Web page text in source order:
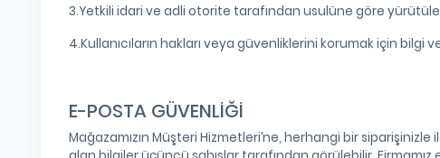
3.Yetkili idari ve adli otorite tarafından usulüne göre
4.Kullanıcıların hakları veya güvenliklerini korumak için bilgi
E-POSTA GÜVENLİĞİ
Mağazamızın Müşteri Hizmetleri’ne, herhangi bir